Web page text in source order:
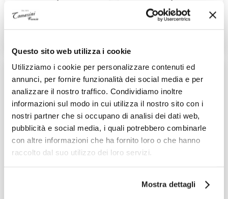
Questo sito web utilizza i cookie
Utilizziamo i cookie per personalizzare contenuti ed
annunci, per fornire funzionalità dei social media e per
analizzare il nostro traffico. Condividiamo inoltre
informazioni sul modo in cui utilizza il nostro sito con i
nostri partner che si occupano di analisi dei dati web,
pubblicità e social media, i quali potrebbero combinarle
con altre informazioni che ha fornito loro o che hanno
raccolto dal suo utilizzo dei loro servizi.
Mostra dettagli
1.500,00 €
GUCCI
2.050,00 €